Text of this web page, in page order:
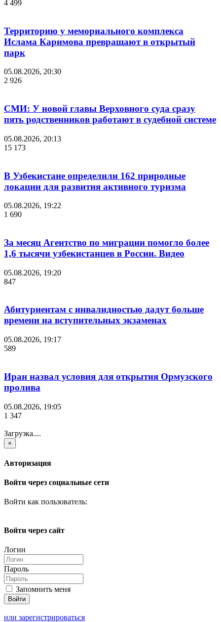
4 499
Территорию у мемориального комплекса
Ислама Каримова превращают в открытый
парк
05.08.2026, 20:30
2 926
СМИ: У новой главы Верховного суда сразу
пять родственников работают в судебной системе
05.08.2026, 20:13
15 173
В Узбекистане определили 162 природные
локации для развития активного туризма
05.08.2026, 19:22
1 690
За месяц Агентство по миграции помогло более
1,6 тысячи узбекистанцев в России. Видео
05.08.2026, 19:20
847
Абитуриентам с инвалидностью дадут больше
времени на вступительных экзаменах
05.08.2026, 19:17
589
Иран назвал условия для открытия Ормузского
пролива
05.08.2026, 19:05
1 347
Загрузка....
×
Авторизация
Войти через социальные сети
Войти как пользователь:
Войти через сайт
Логин
Пароль
Запомнить меня
или зарегистрироваться